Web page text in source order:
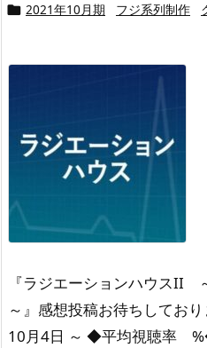
 2021年10月期 フジ系列制作
『ラジエーションハウスII
～』感想投稿お待ちしてお
10月4日 ～ ◆平均視聴率